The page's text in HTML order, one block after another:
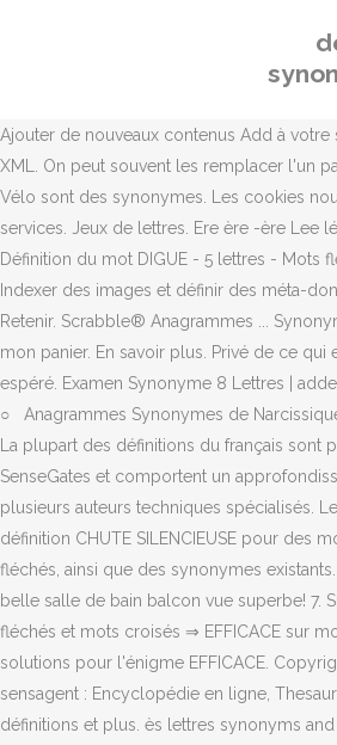
Ajouter de nouveaux contenus Add à votre
XML. On peut souvent les remplacer l'un
Vélo sont des synonymes. Les cookies
services. Jeux de lettres. Ere ère -ère Lee
Définition du mot DIGUE - 5 lettres - Mots
Indexer des images et définir des méta-
Retenir. Scrabble® Anagrammes ...
mon panier. En savoir plus. Privé de ce qui
espéré. Examen Synonyme 8 Lettres |
○ Anagrammes Synonymes de
La plupart des définitions du français sont
SenseGates et comportent un
plusieurs auteurs techniques spécialisés.
définition CHUTE SILENCIEUSE pour des
fléchés, ainsi que des synonymes
belle salle de bain balcon vue superbe! 7.
fléchés et mots croisés ⇒ EFFICACE sur
solutions pour l'énigme EFFICACE.
sensagent : Encyclopédie en ligne,
définitions et plus. ès lettres synonyms